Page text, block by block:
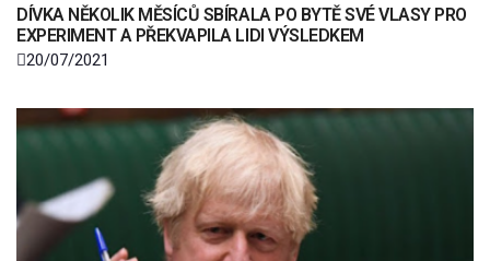
DÍVKA NĚKOLIK MĚSÍCŮ SBÍRALA PO BYTĚ SVÉ VLASY PRO
EXPERIMENT A PŘEKVAPILA LIDI VÝSLEDKEM
20/07/2021